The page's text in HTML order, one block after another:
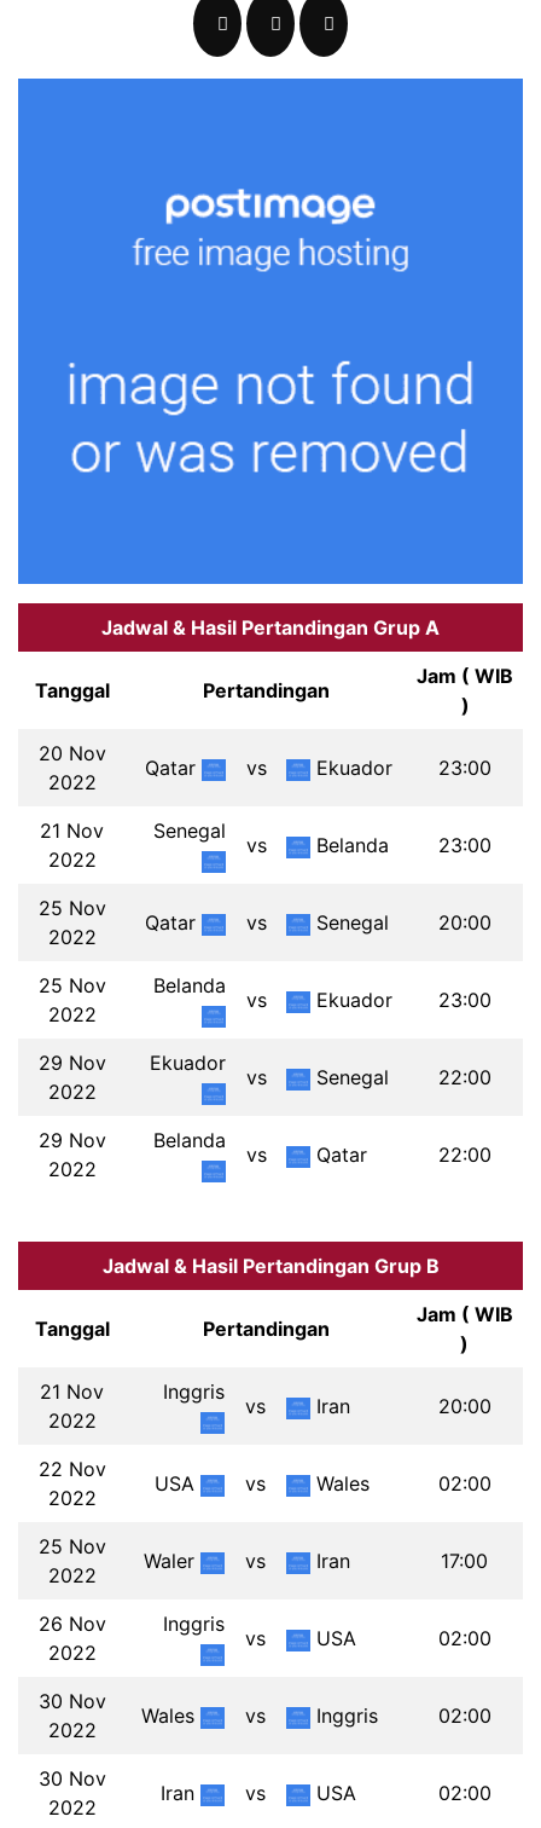
Jadwal & Hasil Pertandingan Grup A
Tanggal Pertandingan
Jam ( WIB
)
20 Nov
2022
Qatar vs Ekuador 23:00
21 Nov
2022
Senegal
vs Belanda 23:00
25 Nov
2022
Qatar vs Senegal 20:00
25 Nov
2022
Belanda
vs Ekuador 23:00
29 Nov
2022
Ekuador
vs Senegal 22:00
29 Nov
2022
Belanda
vs Qatar 22:00
Jadwal & Hasil Pertandingan Grup B
Tanggal Pertandingan
Jam ( WIB
)
21 Nov
2022
Inggris
vs Iran 20:00
22 Nov
2022
USA vs Wales 02:00
25 Nov
2022
Waler vs Iran 17:00
26 Nov
2022
Inggris
vs USA 02:00
30 Nov
2022
Wales vs Inggris 02:00
30 Nov
2022
Iran vs USA 02:00